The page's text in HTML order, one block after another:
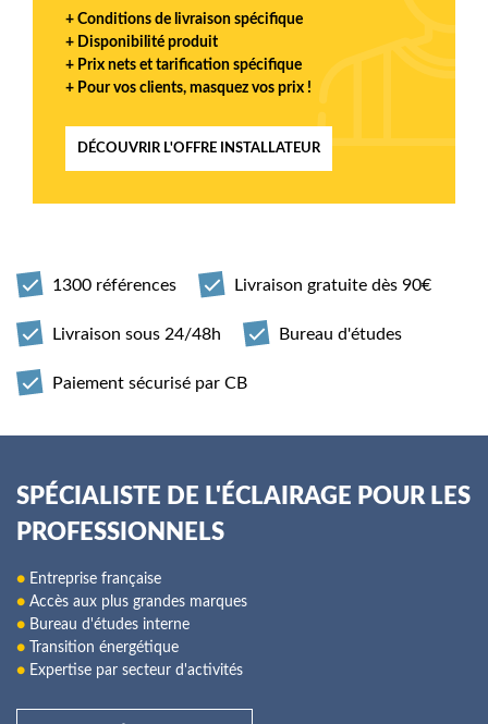
+ Conditions de livraison spécifique
+ Disponibilité produit
+ Prix nets et tarification spécifique
+ Pour vos clients, masquez vos prix !
DÉCOUVRIR L'OFFRE INSTALLATEUR
1300 références Livraison gratuite dès 90€
Livraison sous 24/48h Bureau d'études
Paiement sécurisé par CB
SPÉCIALISTE DE L'ÉCLAIRAGE POUR LES
PROFESSIONNELS
● Entreprise française
● Accès aux plus grandes marques
● Bureau d'études interne
● Transition énergétique
● Expertise par secteur d'activités